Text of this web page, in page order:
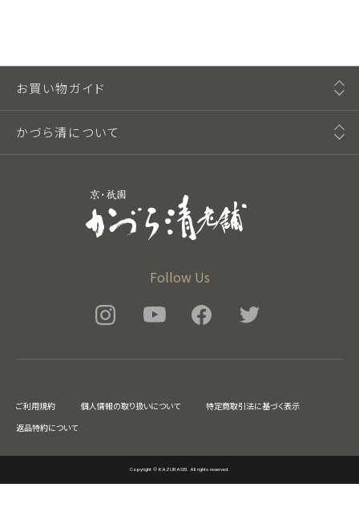
Follow Us
お買い物ガイド
かづら清について
ご利用規約 個人情報の取り扱いについて
特定商取引法に基づく表示
返品特約について
Copyright © KAZURASEI. All rights reserved.